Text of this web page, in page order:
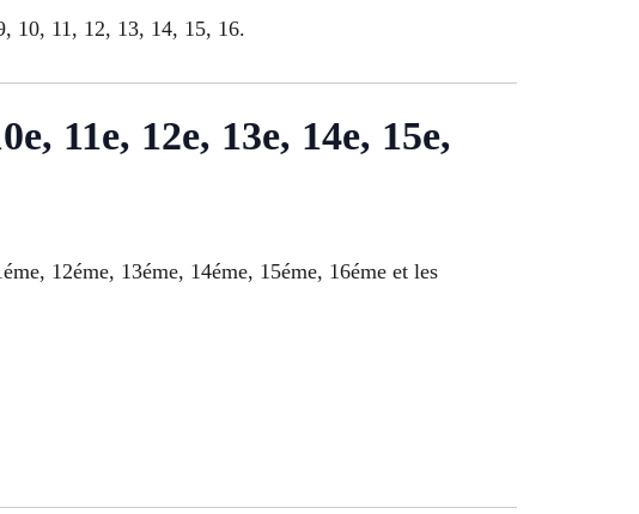
10, 11, 12, 13, 14, 15, 16.
11e, 12e, 13e, 14e, 15e,
12éme, 13éme, 14éme, 15éme, 16éme et les